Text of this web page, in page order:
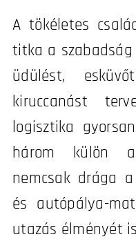
A tökéletes
titka a szabadság
üdülést,
kiruccanást
logisztika
három külön
nemcsak drága
és autópálya-
utazás élményét